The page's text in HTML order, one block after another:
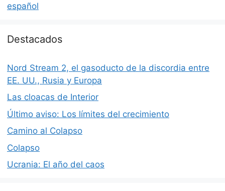
español
Destacados
Nord Stream 2, el gasoducto de la discordia entre
EE. UU., Rusia y Europa
Las cloacas de Interior
Último aviso: Los límites del crecimiento
Camino al Colapso
Colapso
Ucrania: El año del caos